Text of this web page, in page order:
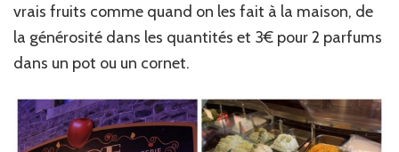
vrais fruits comme quand on les fait à la maison, de
la générosité dans les quantités et 3€ pour 2 parfums
dans un pot ou un cornet.